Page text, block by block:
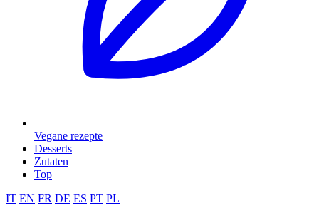
Vegane rezepte
Desserts
Zutaten
Top
IT EN FR DE ES PT PL